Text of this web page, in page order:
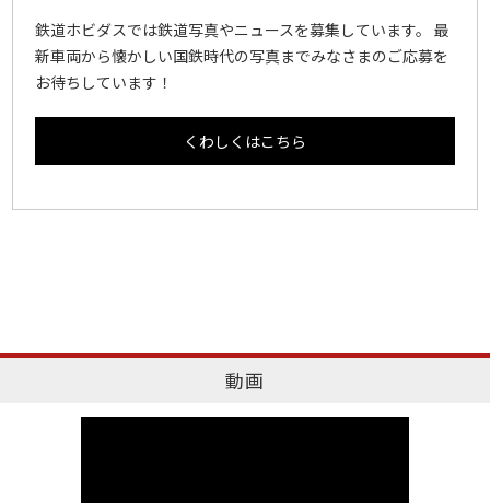
鉄道ホビダスでは鉄道写真やニュースを募集しています。 最
新車両から懐かしい国鉄時代の写真までみなさまのご応募を
お待ちしています！
くわしくはこちら
動画